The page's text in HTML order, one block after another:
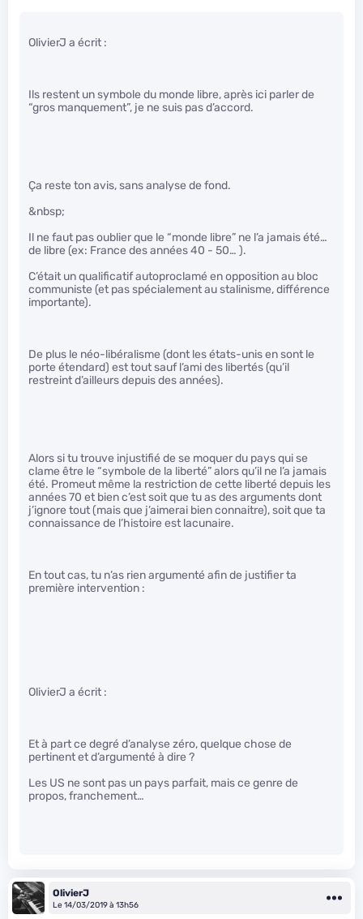
OlivierJ a écrit :
Ils restent un symbole du monde libre, après ici parler de
“gros manquement”, je ne suis pas d’accord.
Ça reste ton avis, sans analyse de fond.
&nbsp;
Il ne faut pas oublier que le “monde libre” ne l’a jamais été…
de libre (ex: France des années 40 - 50… ).
C’était un qualificatif autoproclamé en opposition au bloc
communiste (et pas spécialement au stalinisme, différence
importante).
De plus le néo-libéralisme (dont les états-unis en sont le
porte étendard) est tout sauf l’ami des libertés (qu’il
restreint d’ailleurs depuis des années).
Alors si tu trouve injustifié de se moquer du pays qui se
clame être le “symbole de la liberté” alors qu’il ne l’a jamais
été. Promeut même la restriction de cette liberté depuis les
années 70 et bien c’est soit que tu as des arguments dont
j’ignore tout (mais que j’aimerai bien connaitre), soit que ta
connaissance de l’histoire est lacunaire.
En tout cas, tu n’as rien argumenté afin de justifier ta
première intervention :
OlivierJ a écrit :
Et à part ce degré d’analyse zéro, quelque chose de
pertinent et d’argumenté à dire ?
Les US ne sont pas un pays parfait, mais ce genre de
propos, franchement…
OlivierJ
Le 14/03/2019 à 13h56